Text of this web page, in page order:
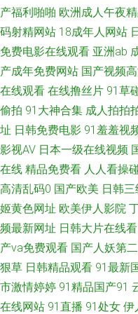
精品色哟哟 欧美中文视频 亚洲
精品二区在线 亚洲欧美性交 99
五码蜜桃 四虎亚洲在线观看 国
网站 超碰丁香 久久青青五月婷
免费抖阴在线 午夜极品 97超碰
爱福利导航 变态另类导航 伦理
操逼网 超碰在线cop 久久青青
日本三级黄级黄艳 俺来也俺去
桃成熟网站 91shufu 国产一二
产福利啪啪 欧洲成人午夜
码射精网站 18成年人网站
免费电影在线观看 亚洲ab
产成年免费网站 国产视频
在线观看 在线撸丝片 91草
偷拍 91大神合集 成人拍拍
址 日韩免费电影 91羞羞视
影视AV 日本一级在线视频
在线 精品免费看 人人看操
高清乱码0 国产欧美 日韩
姬黄色网址 欧美伊人影院
频最新网址 日韩大片在线看
产va免费观看 国产人妖第二
狠草 日韩精品观看 91最新
市激情婷婷 91精品国产91
在线网站 91直播 91处女 伊